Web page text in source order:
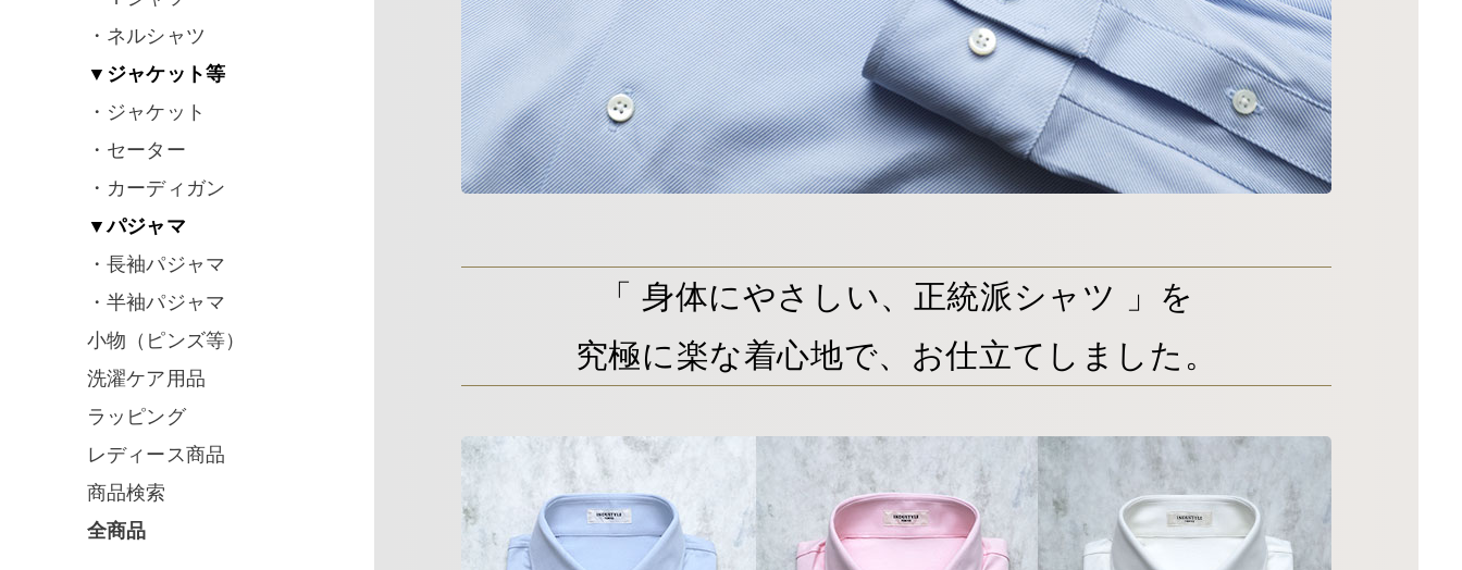
・ネルシャツ
▼ジャケット等
・ジャケット
・セーター
・カーディガン
▼パジャマ
・長袖パジャマ
・半袖パジャマ
小物（ピンズ等）
洗濯ケア用品
ラッピング
レディース商品
商品検索
全商品
「 身体にやさしい、正統派シャツ 」を
究極に楽な着心地で、お仕立てしました。